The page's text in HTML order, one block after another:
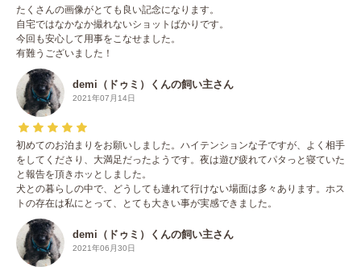
たくさんの画像がとても良い記念になります。
自宅ではなかなか撮れないショットばかりです。
今回も安心して用事をこなせました。
有難うございました！
demi（ドゥミ）くんの飼い主さん
2021年07月14日
初めてのお泊まりをお願いしました。ハイテンションな子ですが、よく相手
をしてくださり、大満足だったようです。夜は遊び疲れてパタっと寝ていた
と報告を頂きホッとしました。
犬との暮らしの中で、どうしても連れて行けない場面は多々あります。ホス
トの存在は私にとって、とても大きい事が実感できました。
demi（ドゥミ）くんの飼い主さん
2021年06月30日